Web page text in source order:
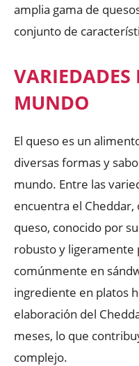
amplia gama de
conjunto de
VARIEDADES
MUNDO
El queso es un
diversas formas y
mundo. Entre las
encuentra el
queso, conocido por
robusto y ligeramente
comúnmente en
ingrediente en platos
elaboración del
meses, lo que
complejo.